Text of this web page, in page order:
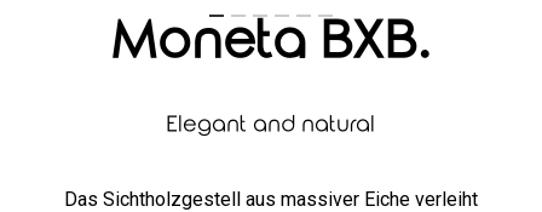
Moneta BXB.
Elegant and natural
Das Sichtholzgestell aus massiver Eiche verleiht